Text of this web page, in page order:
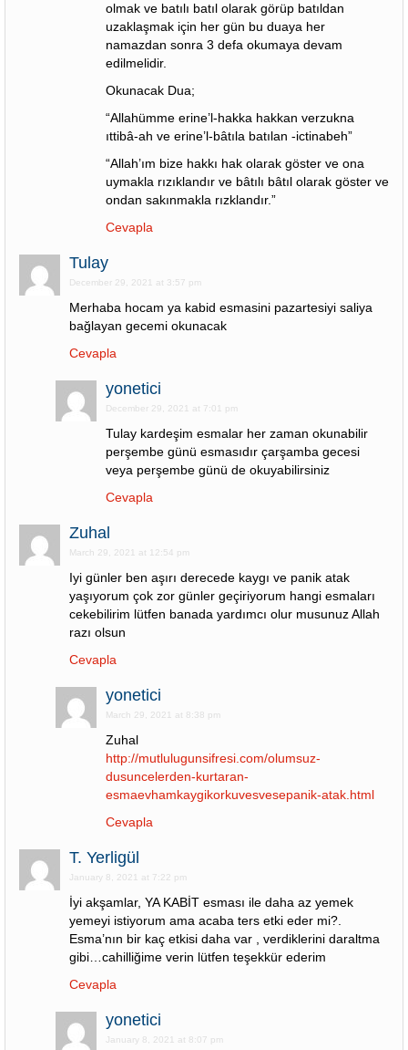
olmak ve batılı batıl olarak görüp batıldan
uzaklaşmak için her gün bu duaya her
namazdan sonra 3 defa okumaya devam
edilmelidir.
Okunacak Dua;
“Allahümme erine’l-hakka hakkan verzukna
ıttibâ-ah ve erine’l-bâtıla batılan -ictinabeh”
“Allah’ım bize hakkı hak olarak göster ve ona
uymakla rızıklandır ve bâtılı bâtıl olarak göster ve
ondan sakınmakla rızklandır.”
Cevapla
Tulay
December 29, 2021 at 3:57 pm
Merhaba hocam ya kabid esmasini pazartesiyi saliya
bağlayan gecemi okunacak
Cevapla
yonetici
December 29, 2021 at 7:01 pm
Tulay kardeşim esmalar her zaman okunabilir
perşembe günü esmasıdır çarşamba gecesi
veya perşembe günü de okuyabilirsiniz
Cevapla
Zuhal
March 29, 2021 at 12:54 pm
Iyi günler ben aşırı derecede kaygı ve panik atak
yaşıyorum çok zor günler geçiriyorum hangi esmaları
cekebilirim lütfen banada yardımcı olur musunuz Allah
razı olsun
Cevapla
yonetici
March 29, 2021 at 8:38 pm
Zuhal
http://mutlulugunsifresi.com/olumsuz-
dusuncelerden-kurtaran-
esmaevhamkaygikorkuvesvesepanik-atak.html
Cevapla
T. Yerligül
January 8, 2021 at 7:22 pm
İyi akşamlar, YA KABİT esması ile daha az yemek
yemeyi istiyorum ama acaba ters etki eder mi?.
Esma’nın bir kaç etkisi daha var , verdiklerini daraltma
gibi…cahilliğime verin lütfen teşekkür ederim
Cevapla
yonetici
January 8, 2021 at 8:07 pm